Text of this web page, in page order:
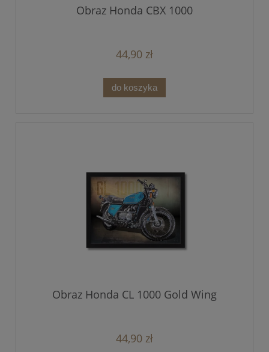
Obraz Honda CBX 1000
44,90 zł
do koszyka
Obraz Honda CL 1000 Gold Wing
44,90 zł